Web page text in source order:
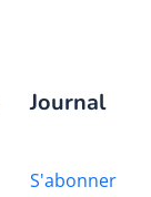
Journal
S'abonner